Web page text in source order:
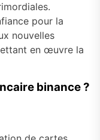
pour la
nouvelles
en œuvre la
binance ?